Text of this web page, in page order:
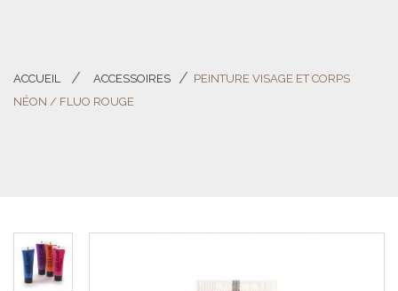
ACCUEIL
>
ACCESSOIRES
PEINTURE VISAGE ET CORPS
NÉON / FLUO ROUGE